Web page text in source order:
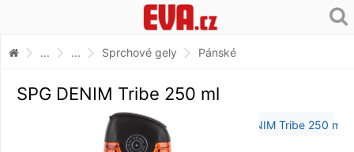
... ... Sprchové gely Pánské
SPG DENIM Tribe 250 ml